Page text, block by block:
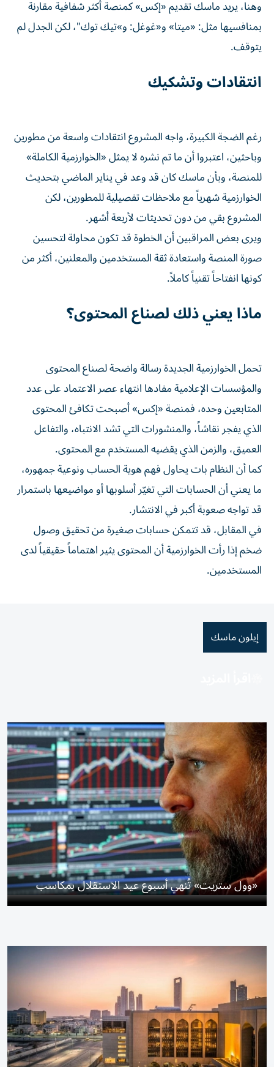
وهنا، يريد ماسك تقديم «إكس» كمنصة أكثر شفافية مقارنة
بمنافسيها مثل: «ميتا» و«غوغل: و»تيك توك"، لكن الجدل لم
يتوقف.
انتقادات وتشكيك
رغم الضجة الكبيرة، واجه المشروع انتقادات واسعة من مطورين
وباحثين، اعتبروا أن ما تم نشره لا يمثل «الخوارزمية الكاملة»
للمنصة، وبأن ماسك كان قد وعد في يناير الماضي بتحديث
الخوارزمية شهرياً مع ملاحظات تفصيلية للمطورين، لكن
المشروع بقي من دون تحديثات لأربعة أشهر.
ويرى بعض المراقبين أن الخطوة قد تكون محاولة لتحسين
صورة المنصة واستعادة ثقة المستخدمين والمعلنين، أكثر من
كونها انفتاحاً تقنياً كاملاً.
ماذا يعني ذلك لصناع المحتوى؟
تحمل الخوارزمية الجديدة رسالة واضحة لصناع المحتوى
والمؤسسات الإعلامية مفادها انتهاء عصر الاعتماد على عدد
المتابعين وحده، فمنصة «إكس» أصبحت تكافئ المحتوى
الذي يفجر نقاشاً، والمنشورات التي تشد الانتباه، والتفاعل
العميق، والزمن الذي يقضيه المستخدم مع المحتوى.
كما أن النظام بات يحاول فهم هوية الحساب ونوعية جمهوره،
ما يعني أن الحسابات التي تغيّر أسلوبها أو مواضيعها باستمرار
قد تواجه صعوبة أكبر في الانتشار.
في المقابل، قد تتمكن حسابات صغيرة من تحقيق وصول
ضخم إذا رأت الخوارزمية أن المحتوى يثير اهتماماً حقيقياً لدى
المستخدمين.
إيلون ماسك
«وول ستريت» تُنهي أسبوع عيد الاستقلال بمكاسب